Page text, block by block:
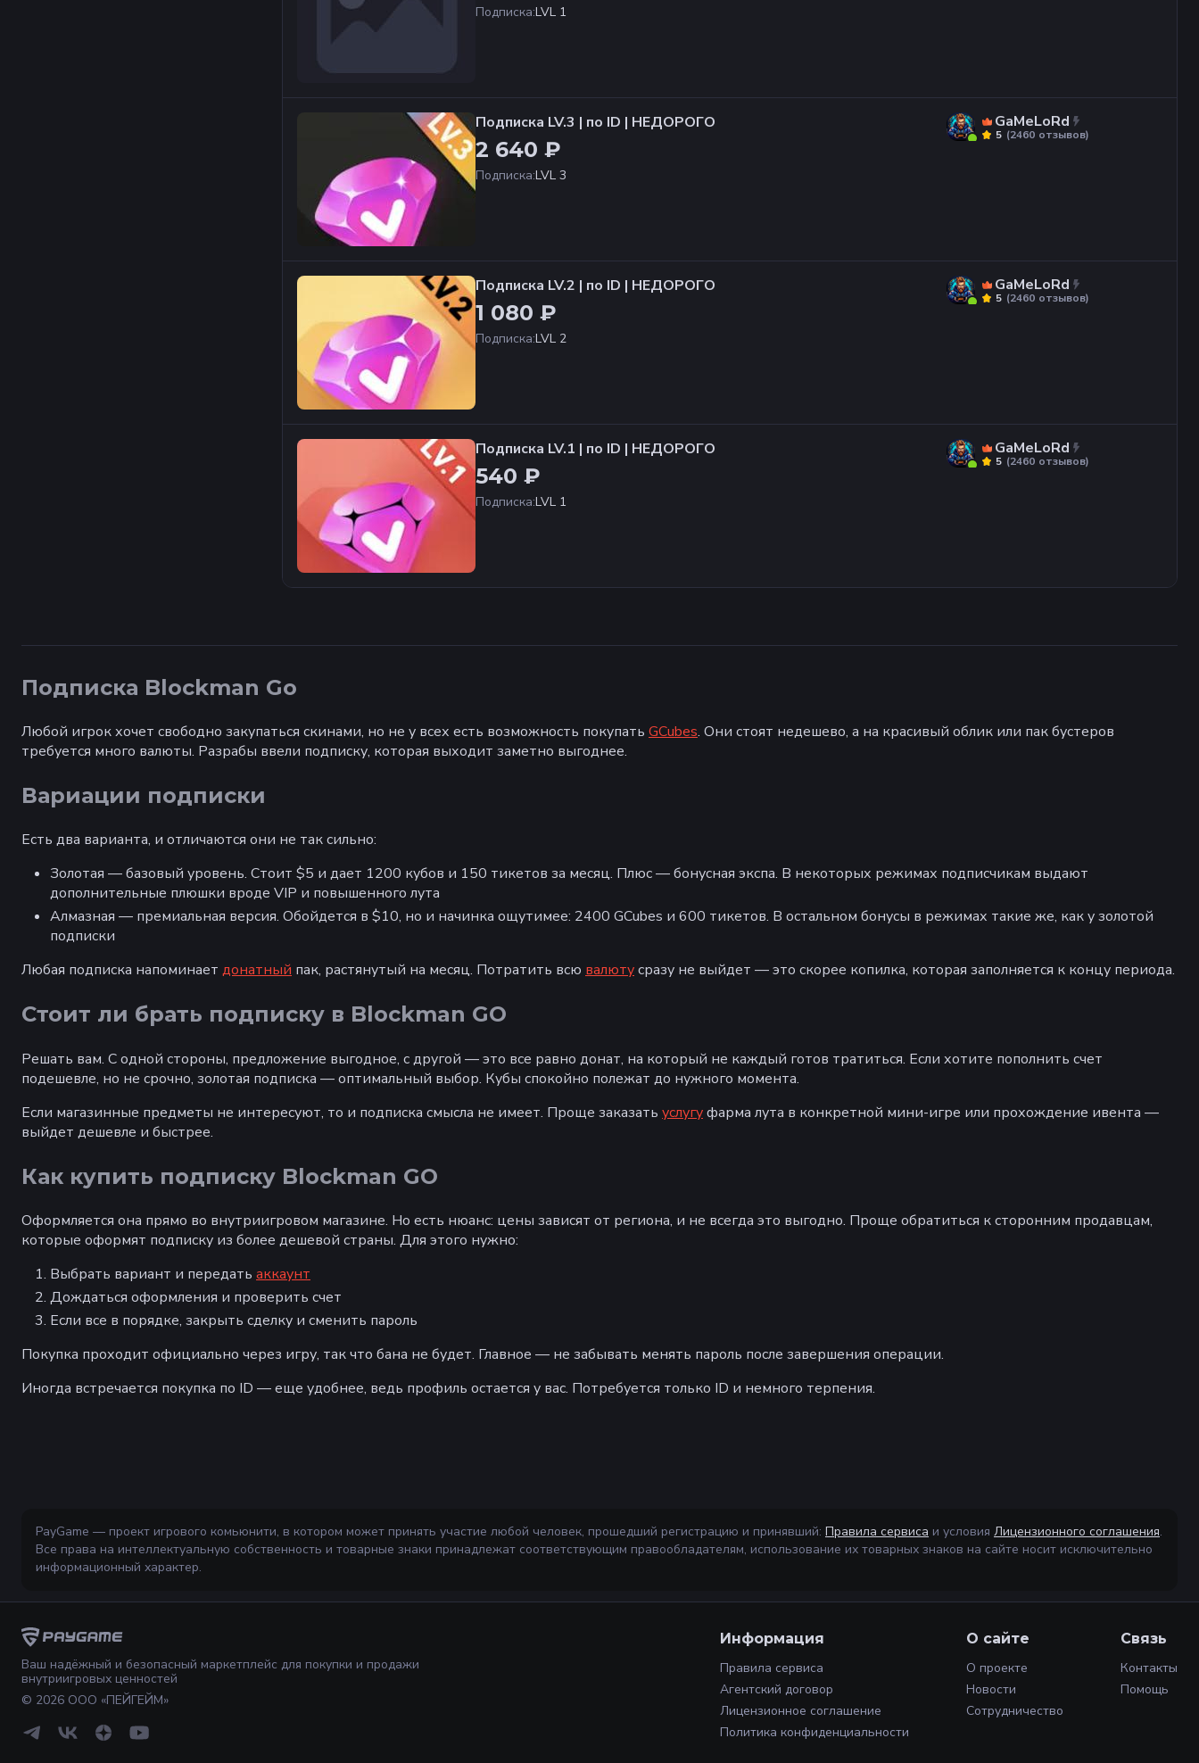
Подписка:LVL 1
Подписка LV.3 | по ID | НЕДОРОГО
2 640 ₽
Подписка:LVL 3
GaMeLoRd
(2460 отзывов)
5
Подписка LV.2 | по ID | НЕДОРОГО
1 080 ₽
Подписка: LVL 2
GaMeLoRd
(2460 отзывов)
5
Подписка LV.1 | по ID | НЕДОРОГО
540 ₽
Подписка:LVL 1
GaMeLoRd
(2460 отзывов)
5
Подписка Blockman Go
Любой игрок хочет свободно закупаться скинами, но не у всех есть возможность покупать GCubes. Они стоят недешево, а на красивый облик или пак бустеров
требуется много валюты. Разрабы ввели подписку, которая выходит заметно выгоднее.
Вариации подписки
Есть два варианта, и отличаются они не так сильно:
Золотая — базовый уровень. Стоит $5 и дает 1200 кубов и 150 тикетов за месяц. Плюс — бонусная экспа. В некоторых режимах подписчикам выдают
дополнительные плюшки вроде VIP и повышенного лута
Алмазная — премиальная версия. Обойдется в $10, но и начинка ощутимее: 2400 GCubes и 600 тикетов. В остальном бонусы в режимах такие же, как у золотой
подписки
Любая подписка напоминает донатный пак, растянутый на месяц. Потратить всю валютусразу не выйдет — это скорее копилка, которая заполняется к концу периода.
Стоит ли брать подписку в Blockman GO
Решать вам. С одной стороны, предложение выгодное, с другой — это все равно донат, на который не каждый готов тратиться. Если хотите пополнить счет
подешевле, но не срочно, золотая подписка — оптимальный выбор. Кубы спокойно полежат до нужного момента.
Если магазинные предметы не интересуют, то и подписка смысла не имеет. Проще заказать услугуфарма лута в конкретной мини-игре или прохождение ивента —
выйдет дешевле и быстрее.
Как купить подписку Blockman GO
Оформляется она прямо во внутриигровом магазине. Но есть нюанс: цены зависят от региона, и не всегда это выгодно. Проще обратиться к сторонним продавцам,
которые оформят подписку из более дешевой страны. Для этого нужно:
Выбрать вариант и передать аккаунт
Дождаться оформления и проверить счет
Если все в порядке, закрыть сделку и сменить пароль
Покупка проходит официально через игру, так что бана не будет. Главное — не забывать менять пароль после завершения операции.
Иногда встречается покупка по ID — еще удобнее, ведь профиль остается у вас. Потребуется только ID и немного терпения.
PayGame — проект игрового комьюнити, в котором может принять участие любой человек, прошедший регистрацию и принявший: Правила сервиса и условия Лицензионного соглашения.
Все права на интеллектуальную собственность и товарные знаки принадлежат соответствующим правообладателям, использование их товарных знаков на сайте носит исключительно
информационный характер.
Ваш надёжный и безопасный маркетплейс для покупки и продажи
внутриигровых ценностей
© 2026 ООО «ПЕЙГЕЙМ»
Информация
Правила сервиса
Агентский договор
Лицензионное соглашение
Политика конфиденциальности
О сайте
О проекте
Новости
Сотрудничество
Связь
Контакты
Помощь